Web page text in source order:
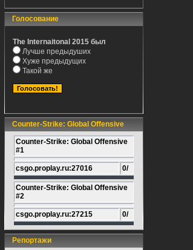
Голосование
The Internaitonal 2015 был
Лучше предыдуших
Хуже предыдущих
Такой же
Counter-Strike: Global Offensive
Counter-Strike: Global Offensive
#1
csgo.proplay.ru:27016 0/
Counter-Strike: Global Offensive
#2
csgo.proplay.ru:27215 0/
Репортажи